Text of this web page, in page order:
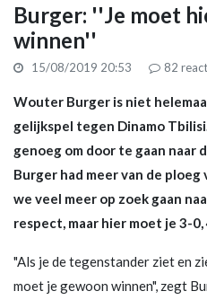
Burger: ''Je moet
winnen''
15/08/2019 20:53 82
Wouter Burger is niet
gelijkspel tegen Dinamo
genoeg om door te gaan naar
Burger had meer van de
we veel meer op zoek gaan
respect, maar hier moet je 3-
"Als je de tegenstander ziet en
moet je gewoon winnen", zegt